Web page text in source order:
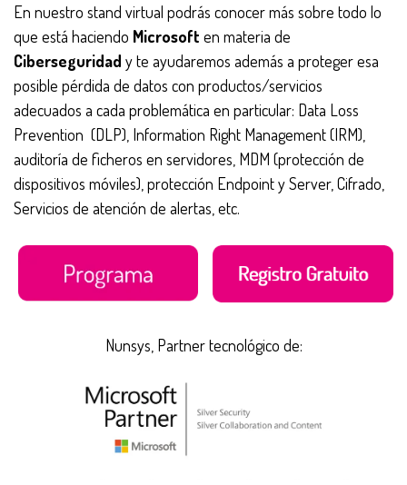
En nuestro stand virtual podrás conocer más sobre todo lo
que está haciendo Microsoft en materia de
Ciberseguridad y te ayudaremos además a proteger esa
posible pérdida de datos con productos/servicios
adecuados a cada problemática en particular: Data Loss
Prevention (DLP), Information Right Management (IRM),
auditoría de ficheros en servidores, MDM (protección de
dispositivos móviles), protección Endpoint y Server, Cifrado,
Servicios de atención de alertas, etc.
Nunsys, Partner tecnológico de: